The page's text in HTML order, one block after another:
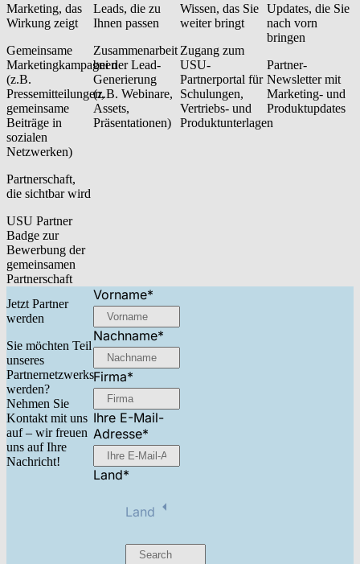
Marketing, das
Wirkung zeigt
Gemeinsame
Marketingkampagnen
(z.B.
Pressemitteilungen,
gemeinsame
Beiträge in
sozialen
Netzwerken)
Leads, die zu
Ihnen passen
Zusammenarbeit
bei der Lead-
Generierung
(z.B. Webinare,
Assets,
Präsentationen)
Wissen, das Sie
weiter bringt
Zugang zum
USU-
Partnerportal für
Schulungen,
Vertriebs- und
Produktunterlagen
Updates, die Sie
nach vorn
bringen
Partner-
Newsletter mit
Marketing- und
Produktupdates
Partnerschaft,
die sichtbar wird
USU Partner
Badge zur
Bewerbung der
gemeinsamen
Partnerschaft
Jetzt Partner
werden
Sie möchten Teil
unseres
Partnernetzwerks
werden?
Nehmen Sie
Kontakt mit uns
auf – wir freuen
uns auf Ihre
Nachricht!
Vorname*
Nachname*
Firma*
Ihre E-Mail-
Adresse*
Land*
Land